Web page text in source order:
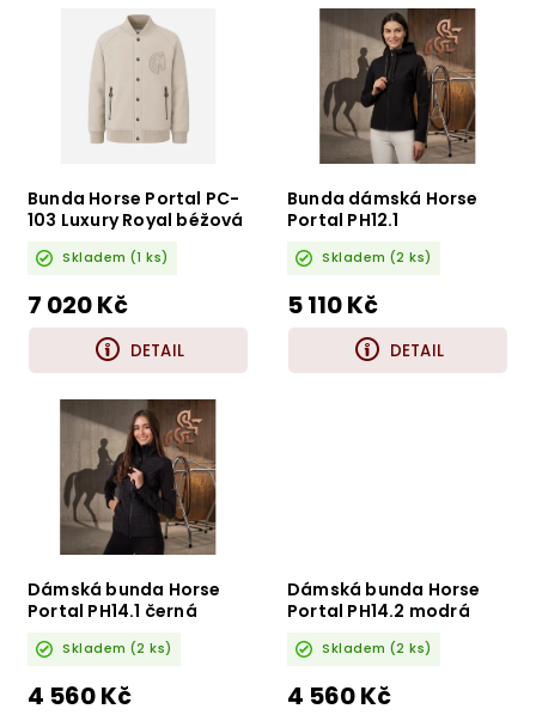
Abecedně
Bunda Horse Portal PC-
103 Luxury Royal béžová
Skladem (1 ks)
7 020 Kč
DETAIL
Bunda dámská Horse
Portal PH12.1
Skladem (2 ks)
5 110 Kč
DETAIL
Dámská bunda Horse
Portal PH14.1 černá
Skladem (2 ks)
4 560 Kč
Dámská bunda Horse
Portal PH14.2 modrá
Skladem (2 ks)
4 560 Kč